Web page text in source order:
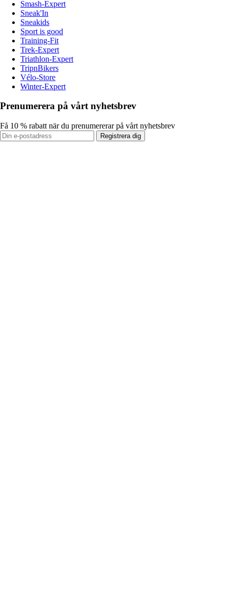
Smash-Expert
Sneak'In
Sneakids
Sport is good
Training-Fit
Trek-Expert
Triathlon-Expert
TripnBikers
Vélo-Store
Winter-Expert
Prenumerera på vårt nyhetsbrev
Få 10 % rabatt när du prenumererar på vårt nyhetsbrev
Registrera dig